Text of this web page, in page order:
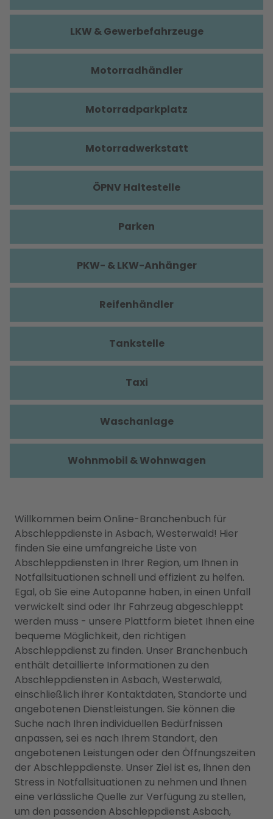
Willkommen beim Online-Branchenbuch für
Abschleppdienste in Asbach, Westerwald! Hier
finden Sie eine umfangreiche Liste von
Abschleppdiensten in Ihrer Region, um Ihnen in
Notfallsituationen schnell und effizient zu helfen.
Egal, ob Sie eine Autopanne haben, in einen Unfall
verwickelt sind oder Ihr Fahrzeug abgeschleppt
werden muss - unsere Plattform bietet Ihnen eine
bequeme Möglichkeit, den richtigen
Abschleppdienst zu finden. Unser Branchenbuch
enthält detaillierte Informationen zu den
Abschleppdiensten in Asbach, Westerwald,
einschließlich ihrer Kontaktdaten, Standorte und
angebotenen Dienstleistungen. Sie können die
Suche nach Ihren individuellen Bedürfnissen
anpassen, sei es nach Ihrem Standort, den
angebotenen Leistungen oder den Öffnungszeiten
der Abschleppdienste. Unser Ziel ist es, Ihnen den
Stress in Notfallsituationen zu nehmen und Ihnen
eine verlässliche Quelle zur Verfügung zu stellen,
um den passenden Abschleppdienst Asbach,
LKW & Gewerbefahrzeuge
Motorradhändler
Motorradparkplatz
Motorradwerkstatt
ÖPNV Haltestelle
Parken
PKW- & LKW-Anhänger
Reifenhändler
Tankstelle
Taxi
Waschanlage
Wohnmobil & Wohnwagen